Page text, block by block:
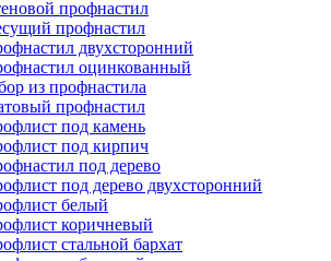
профнастил
профнастил
двухсторонний
оцинкованный
из профнастила
профнастил
под камень
под кирпич
под дерево
под дерево двухсторонний
белый
коричневый
стальной бархат